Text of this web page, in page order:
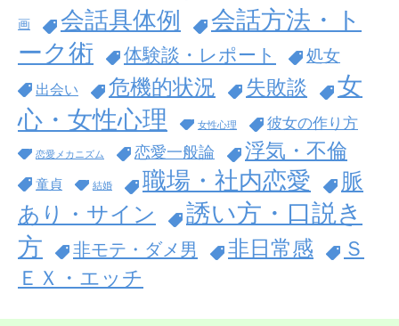
画 会話具体例
会話方法・ト
ーク術
体験談・レポート 処女
出会い 危機的状況 失敗談
女
心・女性心理
女性心理 彼女の作り方
恋愛メカニズム 恋愛一般論 浮気・不倫
童貞 結婚 職場・社内恋愛
脈
あり・サイン
誘い方・口説き
方
非モテ・ダメ男 非日常感
Ｓ
ＥＸ・エッチ